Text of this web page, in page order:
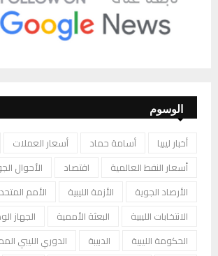
الوسوم
أخبار ليبيا أسامة حماد أسعار العملات
أسعار النفط العالمية
اقتصاد
الأحوال
الأرصاد الجوية
الأزمة الليبية
الأمم
الانتخابات الليبية
البعثة الأممية
الجهاز
الحكومة الليبية
الدبيبة
الدوري الليبي